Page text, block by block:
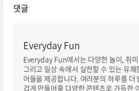
댓글
Everyday Fun
Everyday Fun에서는 다양한 놀이, 취
그리고 일상 속에서 실천할 수 있는 유쾌
어들을 제공합니다. 여러분의 하루를 더
겁게 만들어줄 다양한 콘텐츠로 가득한